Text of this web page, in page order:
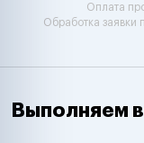
Оплата
Обработка заявки
Выполняем